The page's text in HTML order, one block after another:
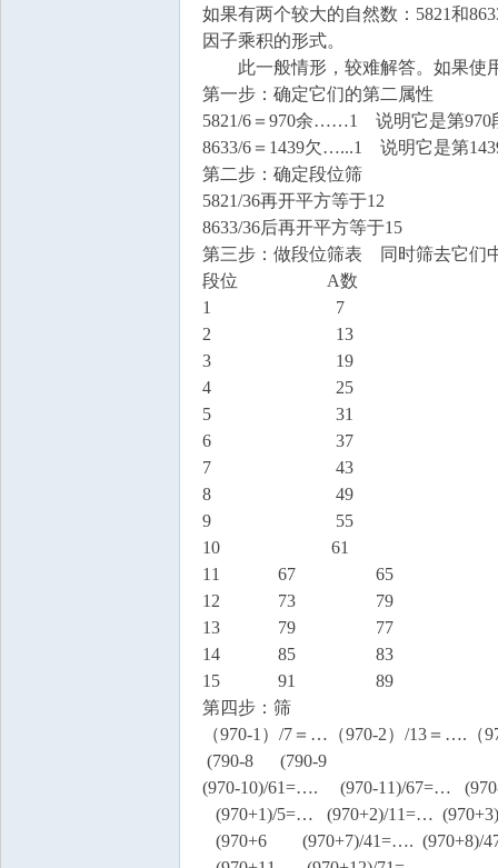
如果有两个较大的自然数：5821和
因子乘积的形式。
此一般情形，较难解答。如果使
第一步：确定它们的第二属性
5821/6＝970余……1 说明它是第970
8633/6＝1439欠…...1 说明它是第
第二步：确定段位筛
5821/36再开平方等于12
8633/36后再开平方等于15
第三步：做段位筛表 同时筛去它们
段位 A数 B
1 7
2 13
3 19
4 25
5 31
6 37
7 43
8 49
9 55
10 61
11 67 65
12 73 79
13 79 77
14 85 83
15 91 89
第四步：筛
（970-1）/7＝…（970-2）/13＝
(790-8 (790-9
(970-10)/61=…. (970-11)/67=…
(970+1)/5=… (970+2)/11=…
(970+6 (970+7)/41=…. (970+8)/